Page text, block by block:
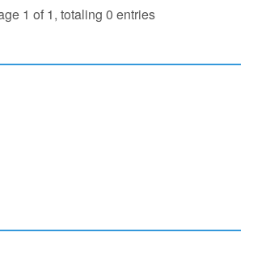
1 of 1, totaling 0 entries